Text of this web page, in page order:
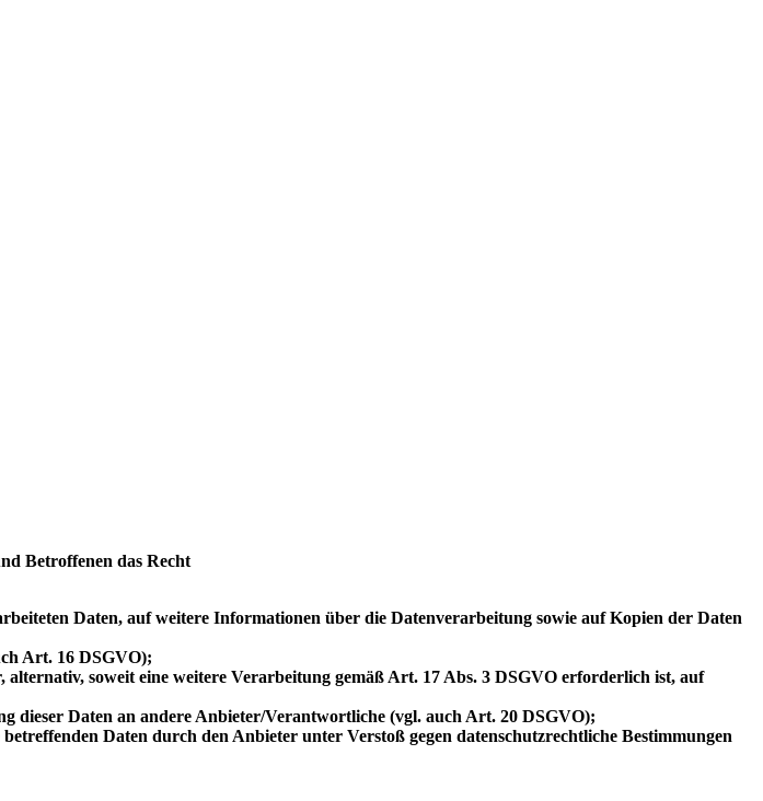
Betroffenen das Recht
Daten, auf weitere Informationen über die Datenverarbeitung sowie auf Kopien der Daten
Art. 16 DSGVO);
soweit eine weitere Verarbeitung gemäß Art. 17 Abs. 3 DSGVO erforderlich ist, auf
dieser Daten an andere Anbieter/Verantwortliche (vgl. auch Art. 20 DSGVO);
Daten durch den Anbieter unter Verstoß gegen datenschutzrechtliche Bestimmungen